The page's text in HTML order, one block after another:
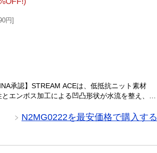
円
承認】STREAM ACEは、低抵抗ニット素材
エンボス加工による凹凸形状が水流を整え、抵
N2MG0222を最安価格で購入する